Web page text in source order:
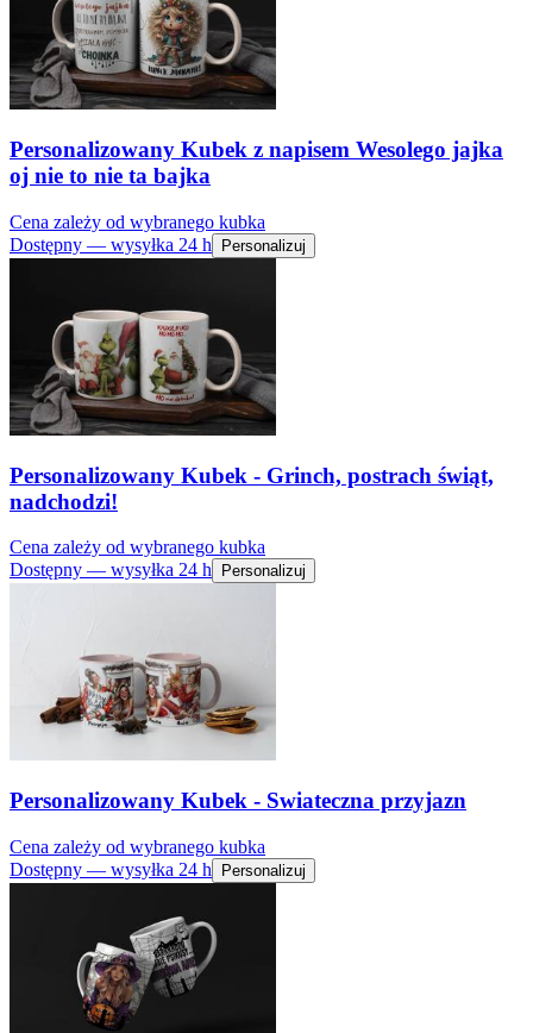
Personalizowany Kubek z napisem Wesolego jajka
oj nie to nie ta bajka
Cena zależy od wybranego kubka
Dostępny — wysyłka 24 h
Personalizuj
Personalizowany Kubek - Grinch, postrach świąt,
nadchodzi!
Cena zależy od wybranego kubka
Dostępny — wysyłka 24 h
Personalizuj
Personalizowany Kubek - Swiateczna przyjazn
Cena zależy od wybranego kubka
Dostępny — wysyłka 24 h
Personalizuj